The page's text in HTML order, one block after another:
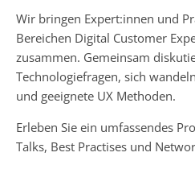
Wir bringen Expert:innen und
Bereichen Digital Customer
zusammen. Gemeinsam
Technologiefragen, sich
und geeignete UX Methoden.
Erleben Sie ein umfassendes
Talks, Best Practises und